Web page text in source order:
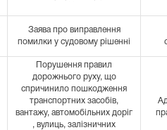
Заява про виправлення
помилки у судовому рішенні
Порушення правил
дорожнього руху, що
спричинило пошкодження
транспортних засобів,
вантажу, автомобільних доріг
, вулиць, залізничних